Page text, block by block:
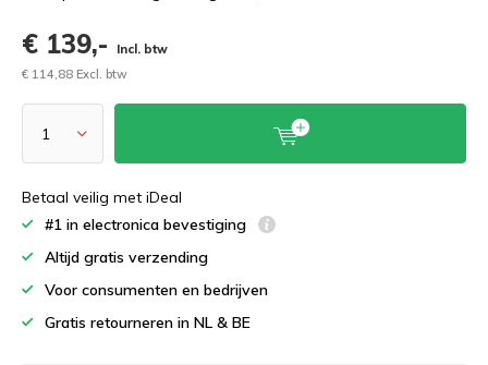
€ 139,-
Incl. btw
€ 114,88 Excl. btw
Betaal veilig met iDeal
#1 in electronica bevestiging
Altijd gratis verzending
Voor consumenten en bedrijven
Gratis retourneren in NL & BE